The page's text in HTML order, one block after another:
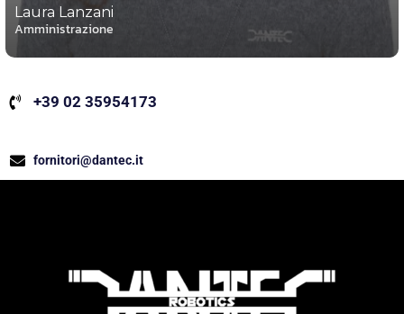
Laura Lanzani
Amministrazione
+39 02 35954173
fornitori@dantec.it